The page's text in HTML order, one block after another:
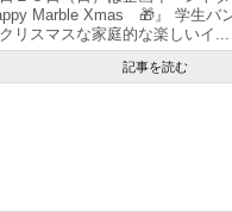
Marble Xmas 🎁』 学生バ
リスマスな家庭的な楽しいイ...
記事を読む